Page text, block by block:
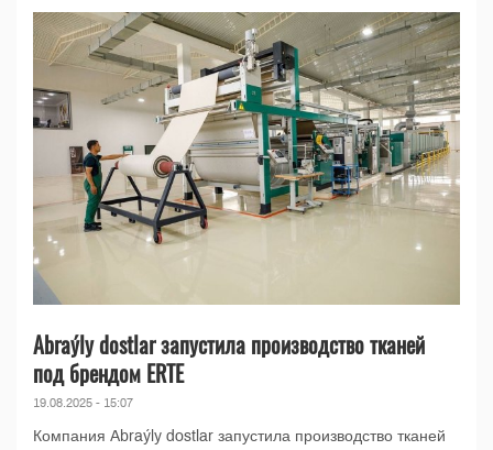
Abraýly dostlar запустила производство тканей
под брендом ERTE
19.08.2025 - 15:07
Компания Abraýly dostlar запустила производство тканей